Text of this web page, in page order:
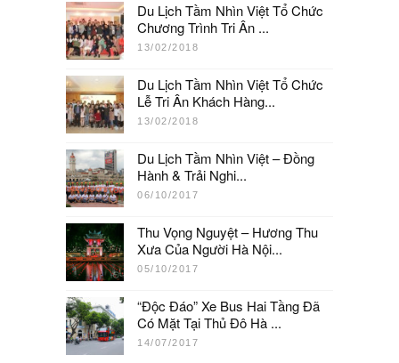
Du Lịch Tầm Nhìn Việt Tổ Chức
Chương Trình Tri Ân ...
13/02/2018
Du Lịch Tầm Nhìn Việt Tổ Chức
Lễ Tri Ân Khách Hàng...
13/02/2018
Du Lịch Tầm Nhìn Việt – Đồng
Hành & Trải Nghi...
06/10/2017
Thu Vọng Nguyệt – Hương Thu
Xưa Của Người Hà Nội...
05/10/2017
“Độc Đáo” Xe Bus Hai Tầng Đã
Có Mặt Tại Thủ Đô Hà ...
14/07/2017